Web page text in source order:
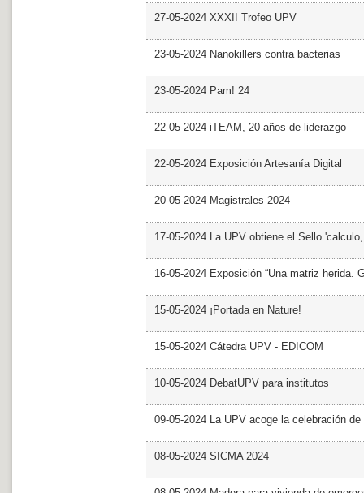
27-05-2024 XXXII Trofeo UPV
23-05-2024 Nanokillers contra bacterias
23-05-2024 Pam! 24
22-05-2024 iTEAM, 20 años de liderazgo
22-05-2024 Exposición Artesanía Digital
20-05-2024 Magistrales 2024
17-05-2024 La UPV obtiene el Sello
16-05-2024 Exposición “Una matriz herida.
15-05-2024 ¡Portada en Nature!
15-05-2024 Cátedra UPV - EDICOM
10-05-2024 DebatUPV para institutos
09-05-2024 La UPV acoge la celebración
08-05-2024 SICMA 2024